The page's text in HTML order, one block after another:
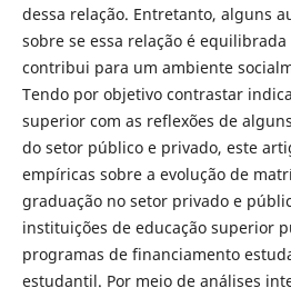
dessa relação. Entretanto, alguns
sobre se essa relação é
contribui para um ambiente
Tendo por objetivo contrastar
superior com as reflexões de
do setor público e privado, este
empíricas sobre a evolução de
graduação no setor privado e
instituições de educação superior
programas de financiamento
estudantil. Por meio de análises